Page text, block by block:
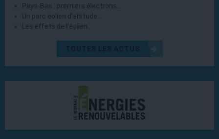
Pays-Bas : premiers électrons…
Un parc éolien d’altitude…
Les effets de l’éolien…
TOUTES LES ACTUS